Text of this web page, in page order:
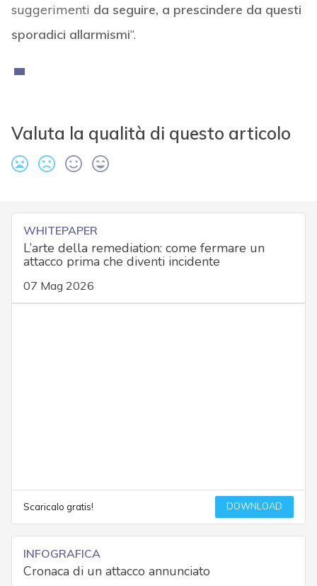
suggerimenti da seguire, a prescindere da questi
sporadici allarmismi“.
Valuta la qualità di questo articolo
WHITEPAPER
L’arte della remediation: come fermare un
attacco prima che diventi incidente
07 Mag 2026
Scaricalo gratis! DOWNLOAD
INFOGRAFICA
Cronaca di un attacco annunciato